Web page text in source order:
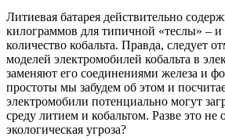
Литиевая батарея действительно
килограммов для типичной «теслы» – и
количество кобальта. Правда, следует
моделей электромобилей кобальта в
заменяют его соединениями железа и
простоты мы забудем об этом и
электромобили потенциально могут
среду литием и кобальтом. Разве это не
экологическая угроза?